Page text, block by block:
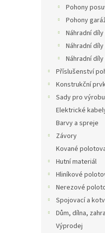
Pohony
Pohony
Náhradní díly
Náhradní díly
Náhradní díly
Příslušenství
Konstrukční
Sady pro
Elektrické
Barvy a spreje
Závory
Kované
Hutní materiál
Hliníkové
Nerezové
Spojovací a
Dům, dílna,
Výprodej